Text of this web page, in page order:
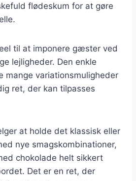
flødeskum for at gøre
til at imponere gæster ved
lejligheder. Den enkle
mange variationsmuligheder
ret, der kan tilpasses
at holde det klassisk eller
nye smagskombinationer,
chokolade helt sikkert
Det er en ret, der